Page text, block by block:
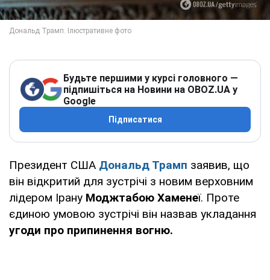
Будьте першими у курсі головного —
підпишіться на Новини на OBOZ.UA у
Google
Підписатися
Президент США Дональд Трамп заявив, що
він відкритий для зустрічі з новим верховним
лідером Ірану Моджтабою Хаменеї. Проте
єдиною умовою зустрічі він назвав укладання
угоди про припинення вогню.